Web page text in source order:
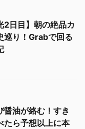
2日目】朝の絶品カ
巡り！Grabで回る
醤油が絡む！すき
たら予想以上に本